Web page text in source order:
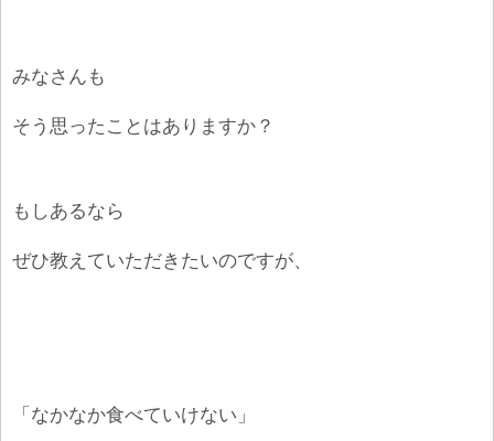
みなさんも
そう思ったことはありますか？
もしあるなら
ぜひ教えていただきたいのですが、
「なかなか食べていけない」